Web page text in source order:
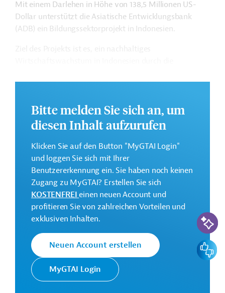
Mit einem Darlehen in Höhe von 138,5 Millionen US-
Dollar unterstützt die Asiatische Entwicklungsbank
(ADB) ein Bildungssektorprojekt in Indonesien.
durch den Aufbau von Fachkompetenzen, verbessert
werden.
Entwicklungsprojekt finden Sie auf der Webseite der
ADB.
Geberbeitrag:
138,5 Millionen US-Dollar (Darlehen)
Kontaktadressen
Asiatische
Die ADB ist die wichtigste
multilaterale
Bitte melden Sie sich an, um
diesen Inhalt aufzurufen
Klicken Sie auf den Button "MyGTAI Login"
und loggen Sie sich mit Ihrer
Benutzererkennung ein. Sie haben noch keinen
Zugang zu MyGTAI? Erstellen Sie sich
KOSTENFREIeinen neuen Account und
profitieren Sie von zahlreichen Vorteilen und
exklusiven Inhalten.
Neuen Account erstellen
MyGTAI Login
KI-